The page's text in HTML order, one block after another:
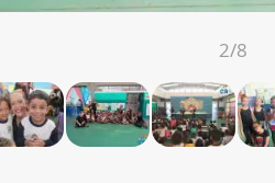
2/8